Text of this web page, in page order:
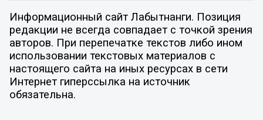
Информационный сайт Лабытнанги. Позиция
редакции не всегда совпадает с точкой зрения
авторов. При перепечатке текстов либо ином
использовании текстовых материалов с
настоящего сайта на иных ресурсах в сети
Интернет гиперссылка на источник
обязательна.